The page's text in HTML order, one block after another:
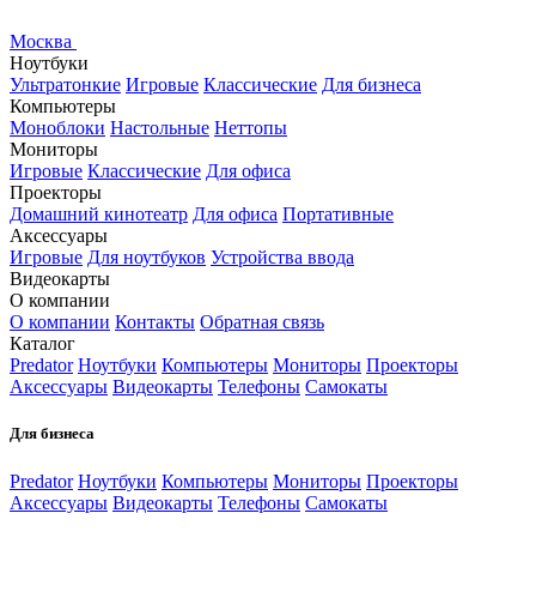
Москва
Ноутбуки
Ультратонкие Игровые Классические Для бизнеса
Компьютеры
Моноблоки Настольные Неттопы
Мониторы
Игровые Классические Для офиса
Проекторы
Домашний кинотеатр Для офиса Портативные
Аксессуары
Игровые Для ноутбуков Устройства ввода
Видеокарты
О компании
О компании Контакты Обратная связь
Каталог
Predator Ноутбуки Компьютеры Мониторы Проекторы
Аксессуары Видеокарты Телефоны Самокаты
Для бизнеса
Predator Ноутбуки Компьютеры Мониторы Проекторы
Аксессуары Видеокарты Телефоны Самокаты